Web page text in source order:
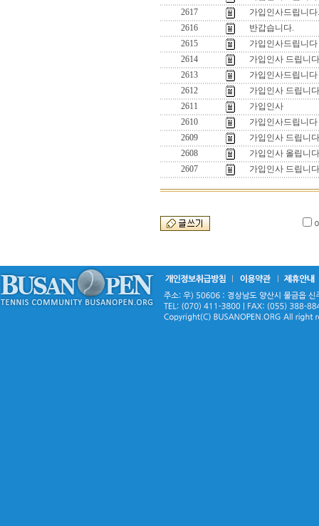
2617
가입인사드립니다.
2616
반갑습니다.
2615
가입인사드립니다
2614
가입인사 드립니다
2613
가입인사드립니다
2612
가입인사 드립니
2611
가입인사
2610
가입인사드립니다
2609
가입인사 드립니다
2608
가입인사 올립니
2607
가입인사 드립니